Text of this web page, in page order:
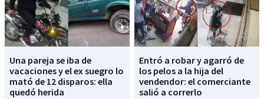
Una pareja se iba de
vacaciones y el ex suegro lo
mató de 12 disparos: ella
quedó herida
Entró a robar y agarró de
los pelos a la hija del
vendendor: el comerciante
salió a correrlo